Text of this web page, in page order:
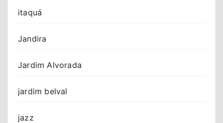
itaquá
Jandira
Jardim Alvorada
jardim belval
jazz